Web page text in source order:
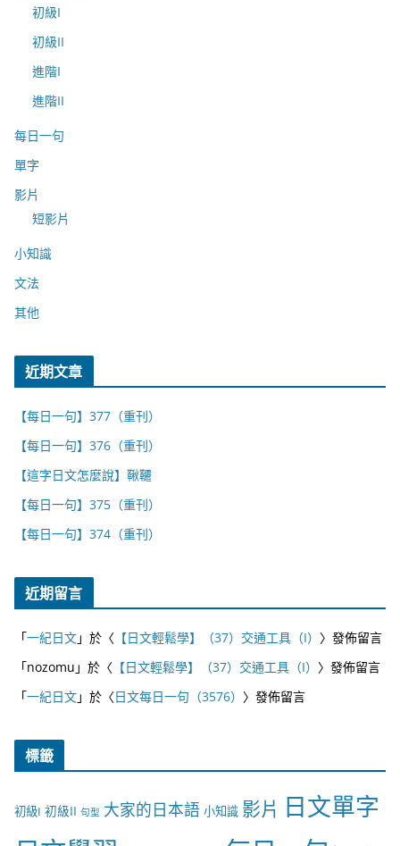
初級I
初級II
進階I
進階II
每日一句
單字
影片
短影片
小知識
文法
其他
近期文章
【每日一句】377（重刊）
【每日一句】376（重刊）
【這字日文怎麼說】鞦韆
【每日一句】375（重刊）
【每日一句】374（重刊）
近期留言
「一紀日文」於〈 【日文輕鬆學】（37）交通工具（I） 〉發佈留言
「nozomu 」於〈 【日文輕鬆學】（37）交通工具（I） 〉發佈留言
「一紀日文」於〈日文每日一句（3576） 〉發佈留言
標籤
初級I 初級II 句型 大家的日本語 小知識 影片 日文單字